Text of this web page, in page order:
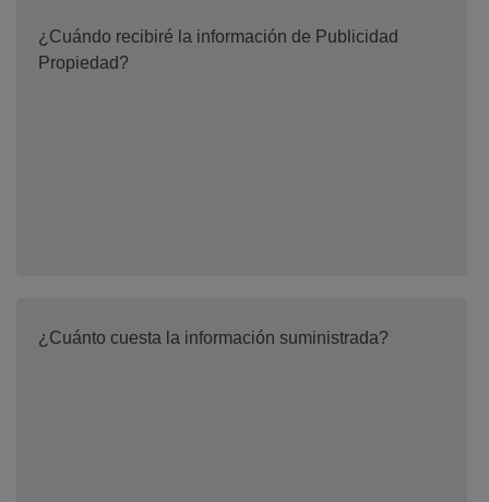
¿Cuándo recibiré la información de Publicidad
Propiedad?
¿Cuánto cuesta la información suministrada?